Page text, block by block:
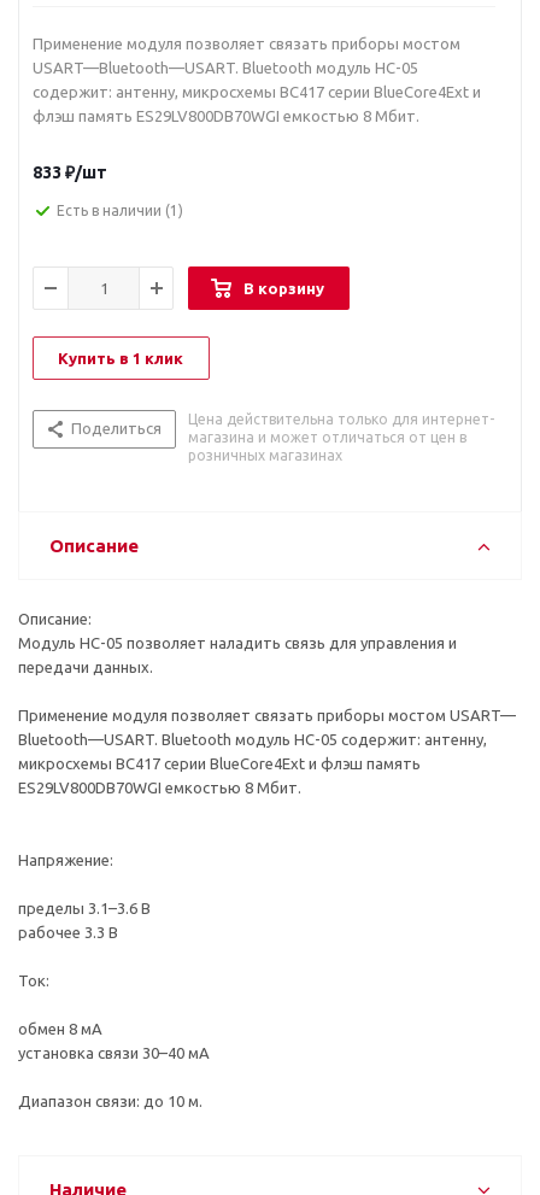
Применение модуля позволяет связать приборы мостом
USART—Bluetooth—USART. Вluetooth модуль HC-05
содержит: антенну, микросхемы BC417 серии BlueCore4Ext и
флэш память ES29LV800DB70WGI емкостью 8 Мбит.
833 ₽/шт
Есть в наличии (1)
В корзину
Купить в 1 клик
Поделиться
Цена действительна только для интернет-
магазина и может отличаться от цен в
розничных магазинах
Описание
Описание:
Модуль HC-05 позволяет наладить связь для управления и
передачи данных.
Применение модуля позволяет связать приборы мостом USART—
Bluetooth—USART. Вluetooth модуль HC-05 содержит: антенну,
микросхемы BC417 серии BlueCore4Ext и флэш память
ES29LV800DB70WGI емкостью 8 Мбит.
Напряжение:
пределы 3.1–3.6 В
рабочее 3.3 В
Ток:
обмен 8 мА
установка связи 30–40 мА
Диапазон связи: до 10 м.
Наличие